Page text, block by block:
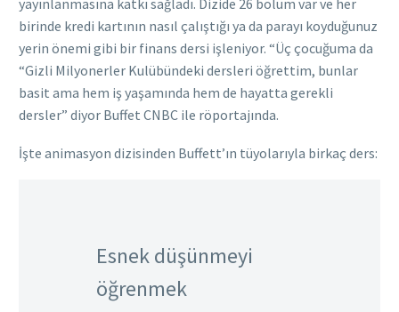
birinde kredi kartının nasıl çalıştığı ya da parayı koyduğunuz
yerin önemi gibi bir finans dersi işleniyor. “Üç çocuğuma da
“Gizli Milyonerler Kulübündeki dersleri öğrettim, bunlar
basit ama hem iş yaşamında hem de hayatta gerekli
dersler” diyor Buffet CNBC ile röportajında.
İşte animasyon dizisinden Buffett’ın tüyolarıyla birkaç ders:
Esnek düşünmeyi
öğrenmek